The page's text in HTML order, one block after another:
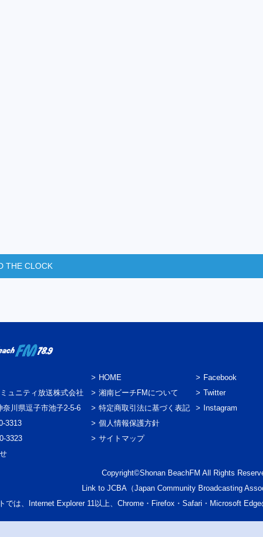
THE CLOCK
ュニティ放送株式会社
奈川県逗子市池子2-5-6
3313
3323
HOME
湘南ビーチFMについて
特定商取引法に基づく表記
個人情報保護方針
サイトマップ
Facebook
Twitter
Instagram
Copyright©Shonan BeachFM All Rights
Link to JCBA（Japan Community Broadcasting
では、Internet Explorer 11以上、Chrome・Firefox・Safari・Microsoft Edge